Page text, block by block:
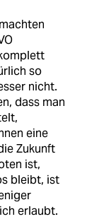
so
nicht.
dass man
eine
Zukunft
ist,
bleibt, ist
erlaubt.